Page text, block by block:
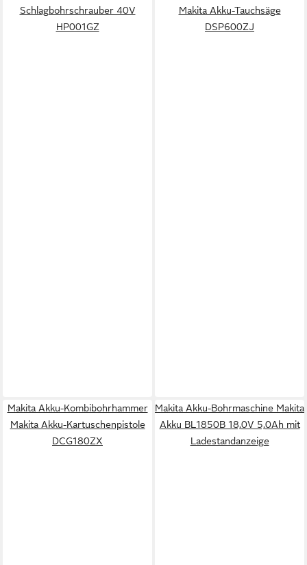
Schlagbohrschrauber 40V
HP001GZ
Makita Akku-Tauchsäge
DSP600ZJ
Makita Akku-Kombibohrhammer
Makita Akku-Kartuschenpistole
DCG180ZX
Makita Akku-Bohrmaschine Makita
Akku BL1850B 18,0V 5,0Ah mit
Ladestandanzeige